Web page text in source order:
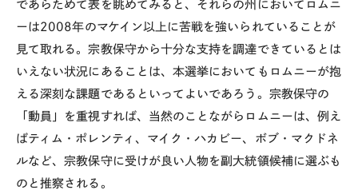
であらためて表を眺めてみると、それらの州においてロムニ
ーは2008年のマケイン以上に苦戦を強いられていることが
見て取れる。宗教保守から十分な支持を調達できているとは
いえない状況にあることは、本選挙においてもロムニーが抱
える深刻な課題であるといってよいであろう。宗教保守の
「動員」を重視すれば、当然のことながらロムニーは、例え
ばティム・ポレンティ、マイク・ハカビー、ボブ・マクドネ
ルなど、宗教保守に受けが良い人物を副大統領候補に選ぶも
のと推察される。